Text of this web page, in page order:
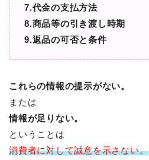
7.代金の支払方法
8.商品等の引き渡し時期
9.返品の可否と条件
これらの情報の提示がない。
または
情報が足りない。
ということは
消費者に対して誠意を示さない。